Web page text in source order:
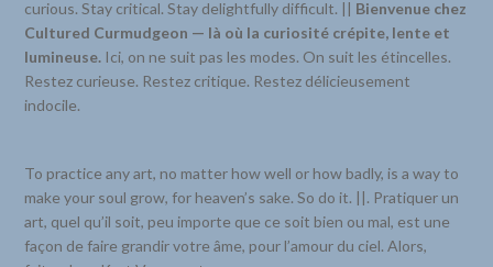
curious. Stay critical. Stay delightfully difficult. || Bienvenue chez
Cultured Curmudgeon — là où la curiosité crépite, lente et
lumineuse. Ici, on ne suit pas les modes. On suit les étincelles.
Restez curieuse. Restez critique. Restez délicieusement
indocile.
To practice any art, no matter how well or how badly, is a way to
make your soul grow, for heaven’s sake. So do it. ||. Pratiquer un
art, quel qu’il soit, peu importe que ce soit bien ou mal, est une
façon de faire grandir votre âme, pour l’amour du ciel. Alors,